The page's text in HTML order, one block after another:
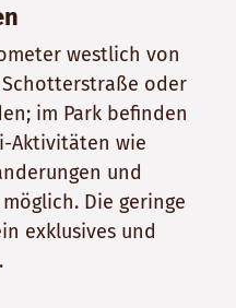
westlich von
oder
im Park befinden
Aktivitäten wie
und
Die geringe
exklusives und